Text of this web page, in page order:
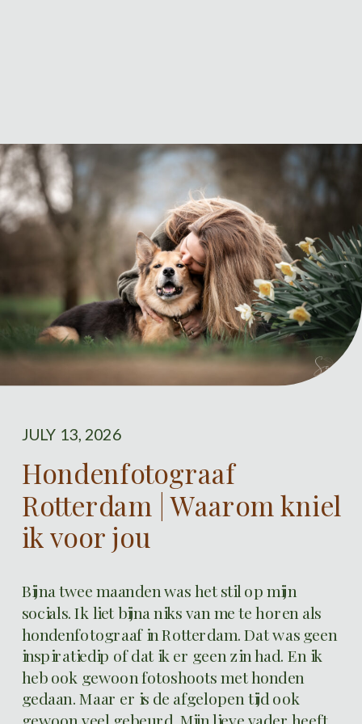
Bijna twee maanden was het stil op mijn
socials. Ik liet bijna niks van me te horen als
hondenfotograaf in Rotterdam. Dat was geen
inspiratiedip of dat ik er geen zin had. En ik
heb ook gewoon fotoshoots met honden
gedaan. Maar er is de afgelopen tijd ook
Hondenfotograaf
Rotterdam | Waarom kniel
ik voor jou
JULY 13, 2026